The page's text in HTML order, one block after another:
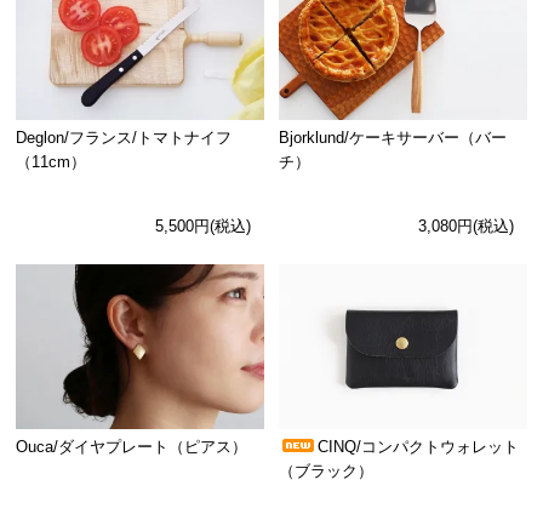
Deglon/フランス/トマトナイフ
（11cm）
5,500円(税込)
Bjorklund/ケーキサーバー（バー
チ）
3,080円(税込)
Ouca/ダイヤプレート（ピアス）
CINQ/コンパクトウォレット
（ブラック）